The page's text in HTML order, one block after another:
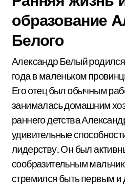
образование
Белого
Александр Белый родился
года в маленьком
Его отец был обычным
занималась домашним
раннего детства
удивительные
лидерству. Он был
сообразительным
стремился быть первым и